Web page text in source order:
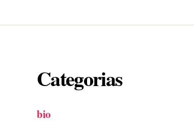
Categorias
bio